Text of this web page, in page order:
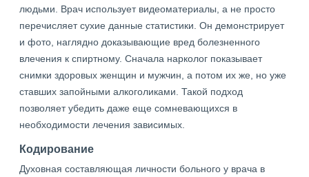
людьми. Врач использует видеоматериалы, а не просто
перечисляет сухие данные статистики. Он демонстрирует
и фото, наглядно доказывающие вред болезненного
влечения к спиртному. Сначала нарколог показывает
снимки здоровых женщин и мужчин, а потом их же, но уже
ставших запойными алкоголиками. Такой подход
позволяет убедить даже еще сомневающихся в
необходимости лечения зависимых.
Кодирование
Духовная составляющая личности больного у врача в